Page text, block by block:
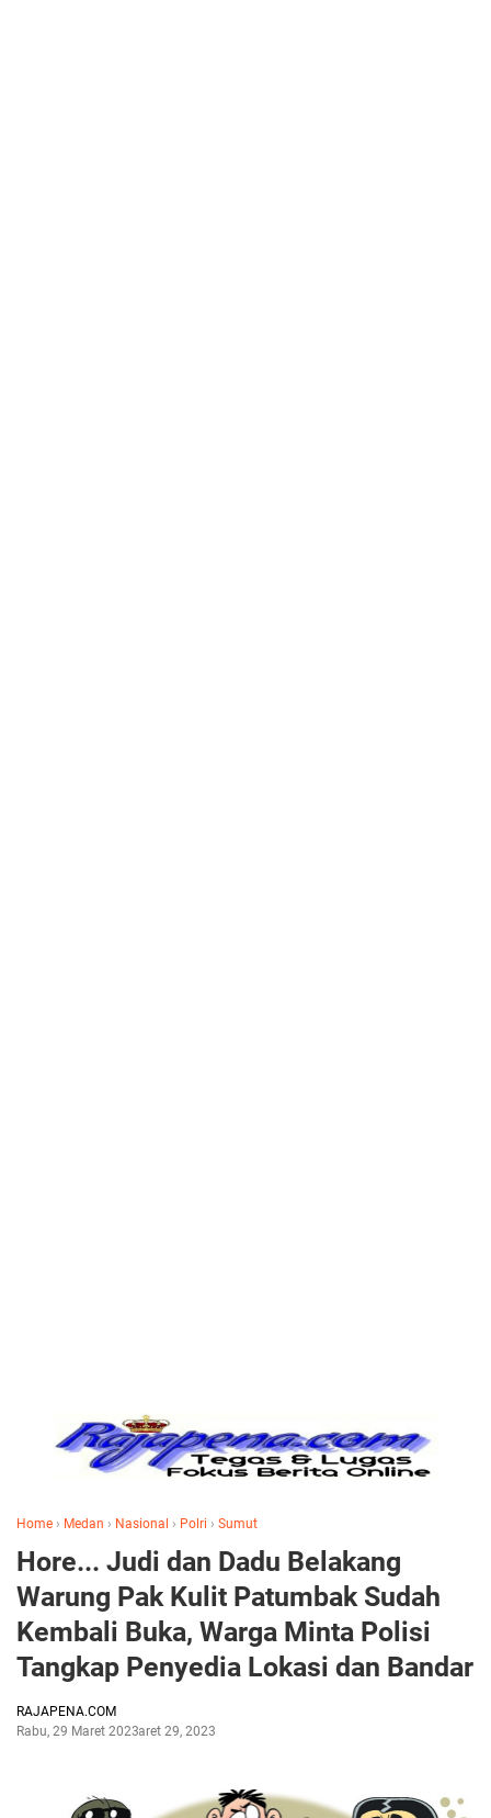
Home › Medan › Nasional › Polri › Sumut
Hore... Judi dan Dadu Belakang
Warung Pak Kulit Patumbak Sudah
Kembali Buka, Warga Minta Polisi
Tangkap Penyedia Lokasi dan Bandar
RAJAPENA.COM
Rabu, 29 Maret 2023Maret 29, 2023